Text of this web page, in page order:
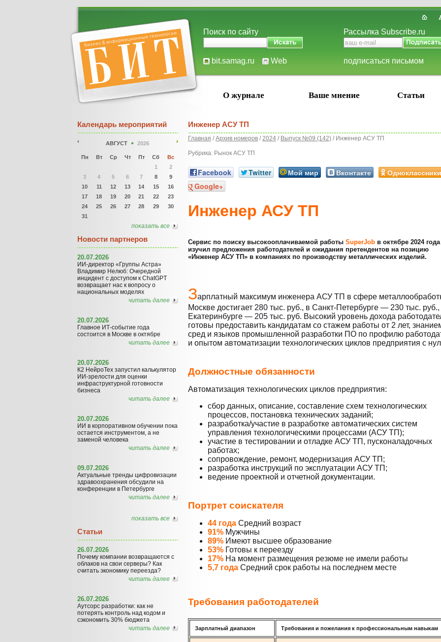
Поиск по сайту
bit.samag.ru Web
Рассылка Subscribe.ru
подписаться письмом
О журнале Ваше мнение Статьи
Календарь мероприятий
АВГУСТ 2026
Пн Вт Ср Чт Пт Сб
Вс
1
2
3
4 5 6 7 8
9
10
11 12 13 14 15
16
17
18 19 20 21 22
23
24
25 26 27 28 29
30
31
показать все
Новости партнеров
20.07.2026
ИИ-директор «Группы Астра»
Владимир Нелюб: Очередной
инцидент с доступом к ChatGPT
возвращает нас к вопросу о
национальных моделях
читать далее
20.07.2026
Главное ИТ-событие года
состоится в Москве в октябре
читать далее
20.07.2026
К2 НейроТех запустил калькулятор
ИИ-зрелости для оценки
инфраструктурной готовности
бизнеса
читать далее
20.07.2026
ИИ в корпоративном обучении пока
остается инструментом, а не
заменой человека
читать далее
09.07.2026
Актуальные тренды цифровизации
здравоохранения обсудили на
конференции в Петербурге
читать далее
показать все
Статьи
26.07.2026
Почему компании возвращаются с
облаков на свои серверы? Как
считать экономику переезда?
читать далее
26.07.2026
Аутсорс разработки: как не
потерять контроль над кодом и
сэкономить 30% бюджета
читать далее
Инженер АСУ ТП
Главная /Архив номеров /2024 / Выпуск №09 (142) / Инженер АСУ ТП
Рубрика: Рынок АСУ ТП
Facebook Twitter Мой мир Вконтакте
Одноклассники
Google+
Инженер АСУ ТП
Сервис по поиску высокооплачиваемой работы SuperJob в октябре 2024 года
изучил предложения работодателей и ожидания претендентов на позицию
«Инженер АСУ ТП» в компаниях по производству металлических изделий.
Зарплатный максимум инженера АСУ ТП в сфере
Москве достигает 280 тыс. руб., в Санкт-Петербурге — 230 тыс. руб.,
Екатеринбурге — 205 тыс. руб. Высокий уровень дохода
готовы предоставить кандидатам со стажем работы от 2 лет,
сред и языков промышленной разработки ПО по профилю
и опытом автоматизации технологических циклов предприятия с
Должностные обязанности
Автоматизация технологических циклов предприятия:
сбор данных, описание, составление схем технологических
процессов, постановка технических заданий;
разработка/участие в разработке автоматических систем
управления технологическими процессами (АСУ ТП);
участие в тестировании и отладке АСУ ТП, пусконаладочных
работах;
сопровождение, ремонт, модернизация АСУ ТП;
разработка инструкций по эксплуатации АСУ ТП;
ведение проектной и отчетной документации.
Портрет соискателя
44 года Средний возраст
91% Мужчины
89% Имеют высшее образование
53% Готовы к переезду
17% На момент размещения резюме не имели работы
5,7 года Средний срок работы на последнем месте
Требования работодателей
Зарплат­ный диапазон Требования и пожелания к профессиональным навыкам